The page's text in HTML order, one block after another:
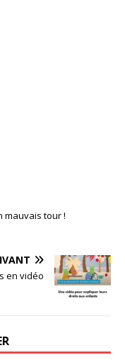
mauvais tour !
en vidéo